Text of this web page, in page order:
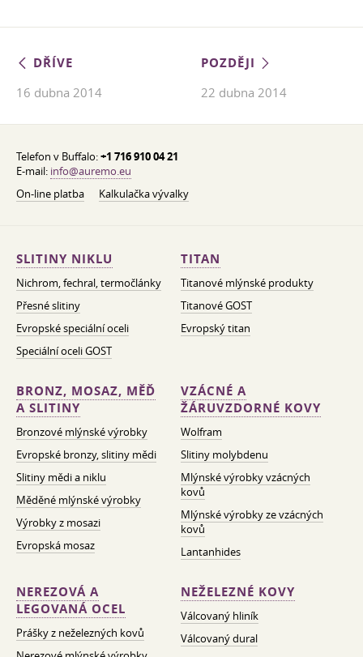
DŘÍVE
16 dubna 2014
POZDĚJI
22 dubna 2014
Telefon v Buffalo:+1 716 910 04 21
E-mail: info@auremo.eu
On-line platba
Kalkulačka vývalky
SLITINY NIKLU
Nichrom, fechral, termočlánky
Přesné slitiny
Evropské speciální oceli
Speciální oceli GOST
TITAN
Titanové mlýnské produkty
Titanové GOST
Evropský titan
BRONZ, MOSAZ, MĚĎ
A SLITINY
Bronzové mlýnské výrobky
Evropské bronzy, slitiny mědi
Slitiny mědi a niklu
Měděné mlýnské výrobky
Výrobky z mosazi
Evropská mosaz
VZÁCNÉ A
ŽÁRUVZDORNÉ KOVY
Wolfram
Slitiny molybdenu
Mlýnské výrobky vzácných
kovů
Mlýnské výrobky ze vzácných
kovů
Lantanhides
NEREZOVÁ A
LEGOVANÁ OCEL
Prášky z neželezných kovů
NEŽELEZNÉ KOVY
Válcovaný hliník
Válcovaný dural